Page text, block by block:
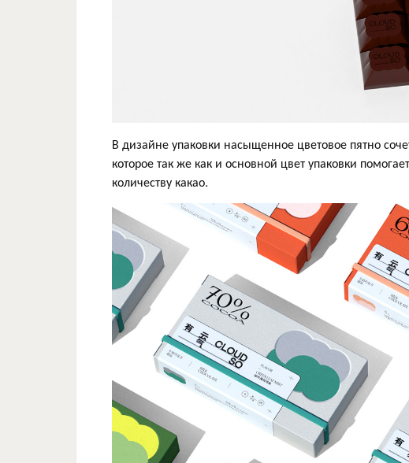
В дизайне упаковки насыщенное цветовое пятно
которое так же как и основной цвет упаковки
количеству какао.